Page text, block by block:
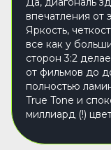
впечатления от
Яркость,
все как у
сторон 3:2
от фильмов до
полностью
True Tone и
миллиард (!)